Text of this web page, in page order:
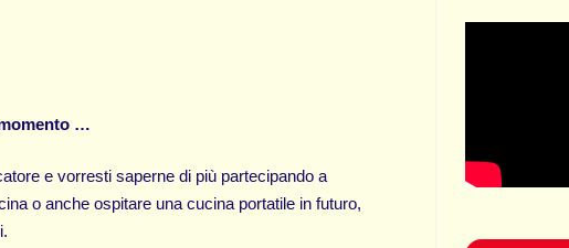
…
e vorresti saperne di più partecipando a
o anche ospitare una cucina portatile in futuro,